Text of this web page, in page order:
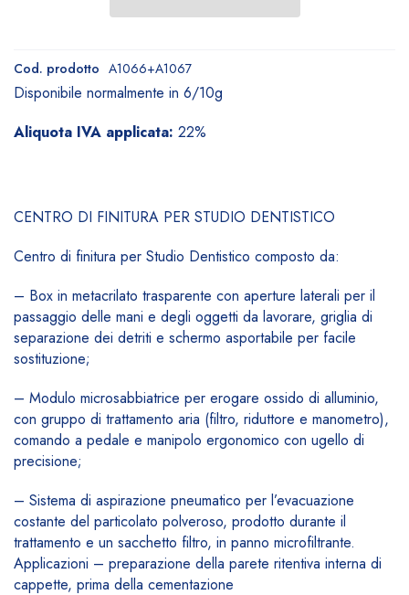
Cod. prodotto A1066+A1067
Disponibile normalmente in 6/10g
Aliquota IVA applicata: 22%
CENTRO DI FINITURA PER STUDIO DENTISTICO
Centro di finitura per Studio Dentistico composto da:
– Box in metacrilato trasparente con aperture laterali per il
passaggio delle mani e degli oggetti da lavorare, griglia di
separazione dei detriti e schermo asportabile per facile
sostituzione;
– Modulo microsabbiatrice per erogare ossido di alluminio,
con gruppo di trattamento aria (filtro, riduttore e manometro),
comando a pedale e manipolo ergonomico con ugello di
precisione;
– Sistema di aspirazione pneumatico per l’evacuazione
costante del particolato polveroso, prodotto durante il
trattamento e un sacchetto filtro, in panno microfiltrante.
Applicazioni – preparazione della parete ritentiva interna di
cappette, prima della cementazione